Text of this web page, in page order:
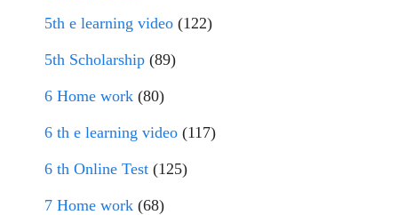
5th e learning video (122)
5th Scholarship (89)
6 Home work (80)
6 th e learning video (117)
6 th Online Test (125)
7 Home work (68)